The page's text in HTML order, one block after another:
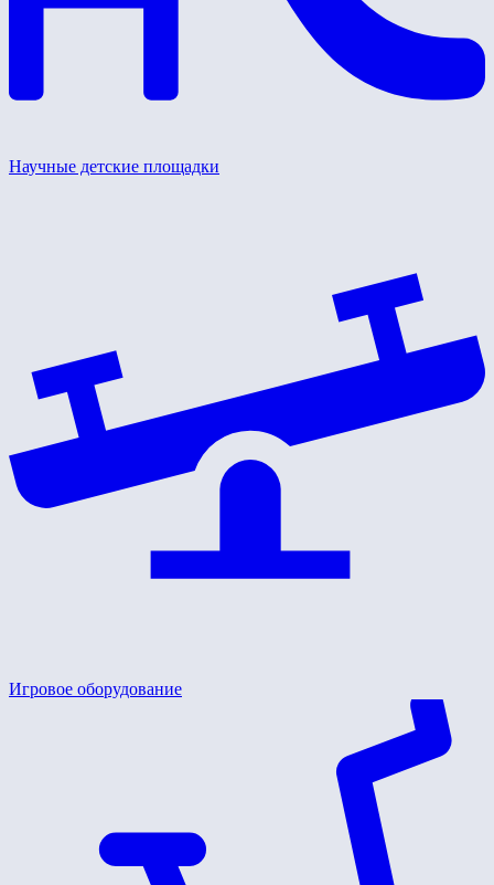
Научные детские площадки
Игровое оборудование